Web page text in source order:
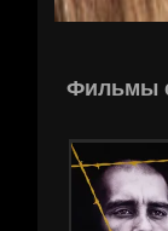
Фильмы